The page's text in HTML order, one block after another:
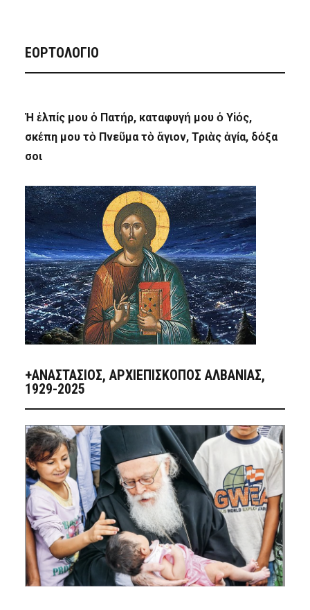
ΕΟΡΤΟΛΟΓΙΟ
Ἡ ἐλπίς μου ὁ Πατήρ, καταφυγή μου ὁ Υἱός,
σκέπη μου τὸ Πνεῦμα τὸ ἅγιον, Τριὰς ἁγία, δόξα
σοι
+ΑΝΑΣΤΆΣΙΟΣ, ΑΡΧΙΕΠΊΣΚΟΠΟΣ ΑΛΒΑΝΊΑΣ,
1929-2025